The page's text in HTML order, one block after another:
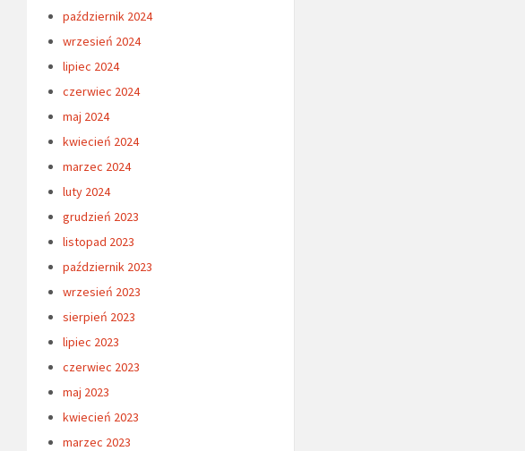
październik 2024
wrzesień 2024
lipiec 2024
czerwiec 2024
maj 2024
kwiecień 2024
marzec 2024
luty 2024
grudzień 2023
listopad 2023
październik 2023
wrzesień 2023
sierpień 2023
lipiec 2023
czerwiec 2023
maj 2023
kwiecień 2023
marzec 2023